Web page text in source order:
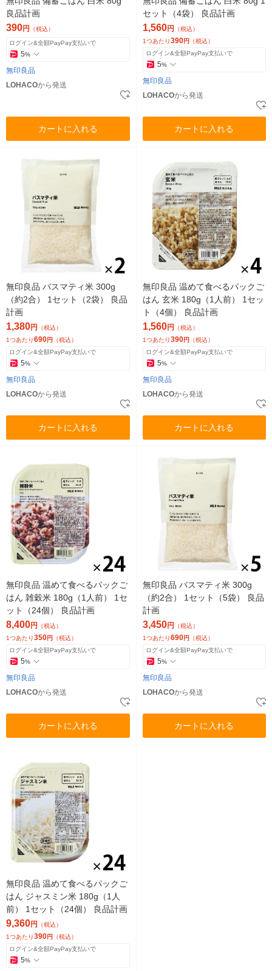
良品計画
390円 （税込）
ログイン&全額PayPay支払いで
5%
無印良品
LOHACOから発送
カートに入れる
セット（4袋） 良品計画
1,560円
（税込）
1つあたり390円 （税込）
ログイン&全額PayPay支払いで
5%
無印良品
LOHACOから発送
カートに入れる
無印良品 バスマティ米 300g
（約2合） 1セット（2袋） 良品
計画
1,380円 （税込）
1つあたり690円 （税込）
ログイン&全額PayPay支払いで
5%
無印良品
LOHACOから発送
カートに入れる
無印良品 温めて食べるパックご
はん 玄米 180g（1人前） 1セッ
ト（4個） 良品計画
1,560円 （税込）
1つあたり390円 （税込）
ログイン&全額PayPay支払いで
5%
無印良品
LOHACOから発送
カートに入れる
無印良品 温めて食べるパックご
はん 雑穀米 180g（1人前） 1セ
ット（24個） 良品計画
8,400円
（税込）
1つあたり350円 （税込）
ログイン&全額PayPay支払いで
5%
無印良品
LOHACOから発送
カートに入れる
無印良品 バスマティ米 300g
（約2合） 1セット（5袋） 良品
計画
3,450円
（税込）
1つあたり690円 （税込）
ログイン&全額PayPay支払いで
5%
無印良品
LOHACOから発送
カートに入れる
無印良品 温めて食べるパックご
はん ジャスミン米 180g（1人
前） 1セット（24個） 良品計画
9,360円 （税込）
1つあたり390円 （税込）
ログイン&全額PayPay支払いで
5%